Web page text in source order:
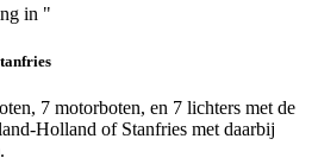
in "
7 motorboten, en 7 lichters met de
Holland of Stanfries met daarbij